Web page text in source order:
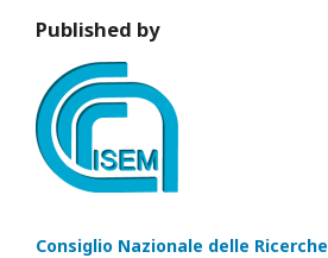
Published by
Consiglio Nazionale delle Ricerche